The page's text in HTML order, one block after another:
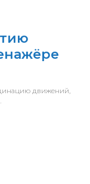
движений,